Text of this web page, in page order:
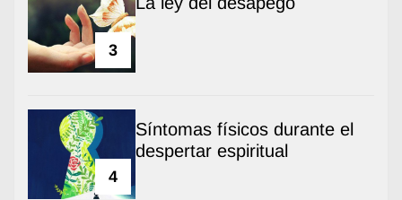
3
4
Síntomas físicos durante el
despertar espiritual